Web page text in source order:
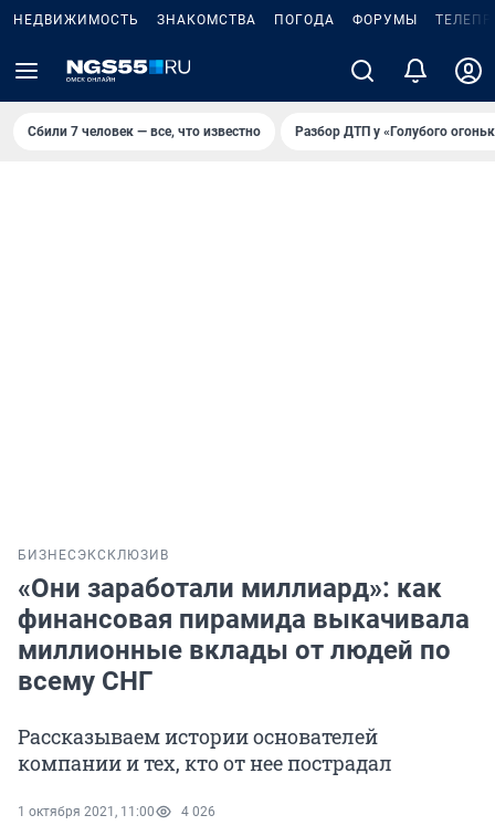
НЕДВИЖИМОСТЬ ЗНАКОМСТВА ПОГОДА ФОРУМЫ
Сбили 7 человек — все, что известно Разбор ДТП у «Голубого
БИЗНЕС ЭКСКЛЮЗИВ
«Они заработали миллиард»: как
финансовая пирамида выкачивала
миллионные вклады от людей по
всему СНГ
Рассказываем истории основателей
компании и тех, кто от нее пострадал
1 октября 2021, 11:00 4 026